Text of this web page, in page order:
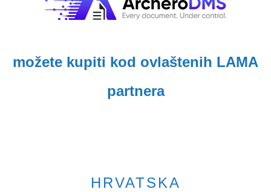
možete kupiti kod ovlaštenih LAMA
partnera
HRVATSKA